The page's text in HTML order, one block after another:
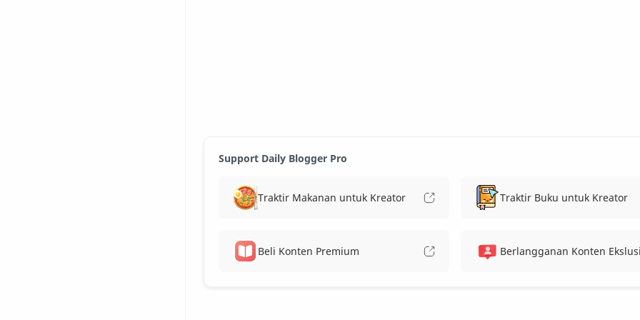
Support Daily Blogger Pro
Traktir Makanan untuk Kreator Traktir Buku untuk Kreator
Beli Konten Premium Berlangganan Konten